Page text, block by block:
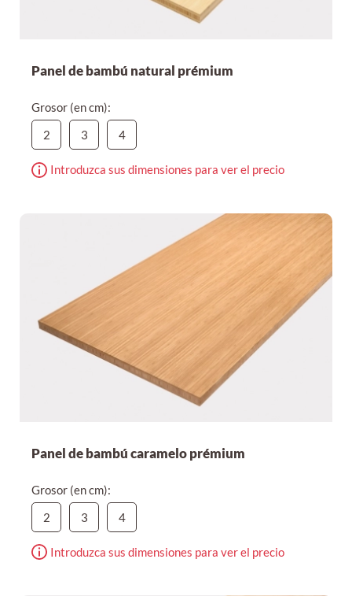
Panel de bambú natural prémium
Grosor (en cm):
2
3 4
Introduzca sus dimensiones para ver el precio
Panel de bambú caramelo prémium
Grosor (en cm):
2
3 4
Introduzca sus dimensiones para ver el precio